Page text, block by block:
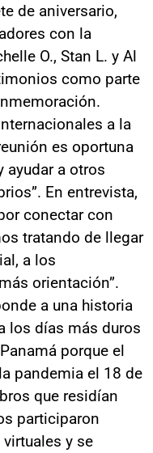
de aniversario,
con la
O., Stan L. y Al
como parte
a la
es oportuna
ayudar a otros
En entrevista,
conectar con
tratando de llegar
a los
orientación”.
a una historia
los días más duros
porque el
pandemia el 18 de
que residían
participaron
y se